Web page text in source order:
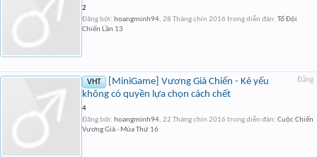
2
Đăng bởi: hoangminh94, 28 Tháng chín 2016 trong diễn đàn: Tổ Đội
Chiến Lần 13
Đăng
VHT
[MiniGame] Vương Giả Chiến - Kẻ yếu
không có quyền lựa chọn cách chết
4
Đăng bởi: hoangminh94, 22 Tháng chín 2016 trong diễn đàn: Cuộc Chiến
Vương Giả - Mùa Thứ 16